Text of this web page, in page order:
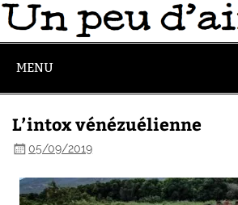
MENU
L’intox vénézuélienne
05/09/2019